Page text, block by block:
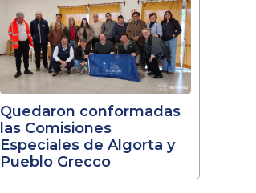
Quedaron conformadas
las Comisiones
Especiales de Algorta y
Pueblo Grecco